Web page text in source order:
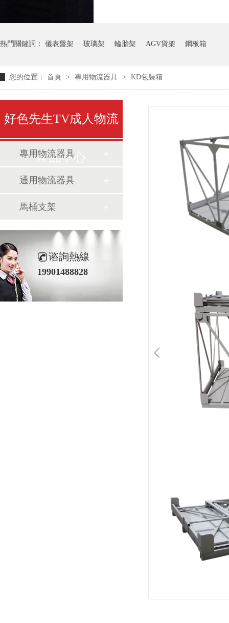
熱門關鍵詞： 儀表盤架 玻璃架 輪胎架 AGV貨架 鋼板箱
您的位置： 首頁 > 專用物流器具 > KD包裝箱
好色先生TV成人物流
產品中心
專用物流器具
通用物流器具
馬桶支架
谘詢熱線
19901488828